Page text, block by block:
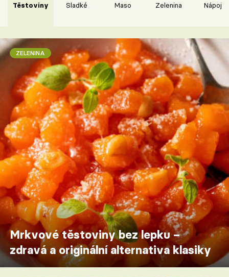
Těstoviny Sladké Maso Zelenina Nápoje
ZELENINA
Mrkvové těstoviny bez lepku –
zdravá a originální alternativa klasiky